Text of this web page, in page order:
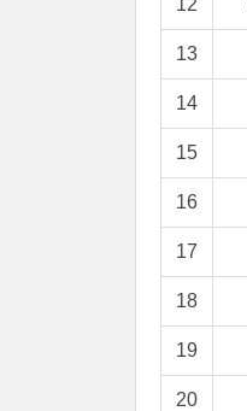
13
14
15
16
17
18
19
20